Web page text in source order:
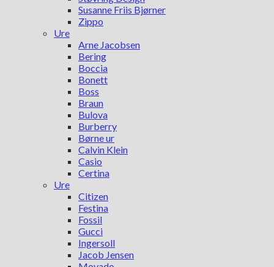
Susanne Friis Bjørner
Zippo
Ure
Arne Jacobsen
Bering
Boccia
Bonett
Boss
Braun
Bulova
Burberry
Børne ur
Calvin Klein
Casio
Certina
Ure
Citizen
Festina
Fossil
Gucci
Ingersoll
Jacob Jensen